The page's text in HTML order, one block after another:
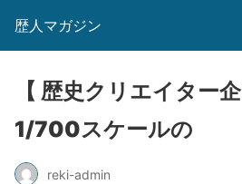
歴人マガジン
【 歴史クリエイター
1/700スケールの
reki-admin